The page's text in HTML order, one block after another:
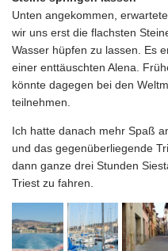
Unten angekommen,
wir uns erst die flachsten
Wasser hüpfen zu lassen. Es
einer enttäuschten Alena.
könnte dagegen bei den
teilnehmen.
Ich hatte danach mehr Spaß
und das gegenüberliegende
dann ganze drei Stunden
Triest zu fahren.